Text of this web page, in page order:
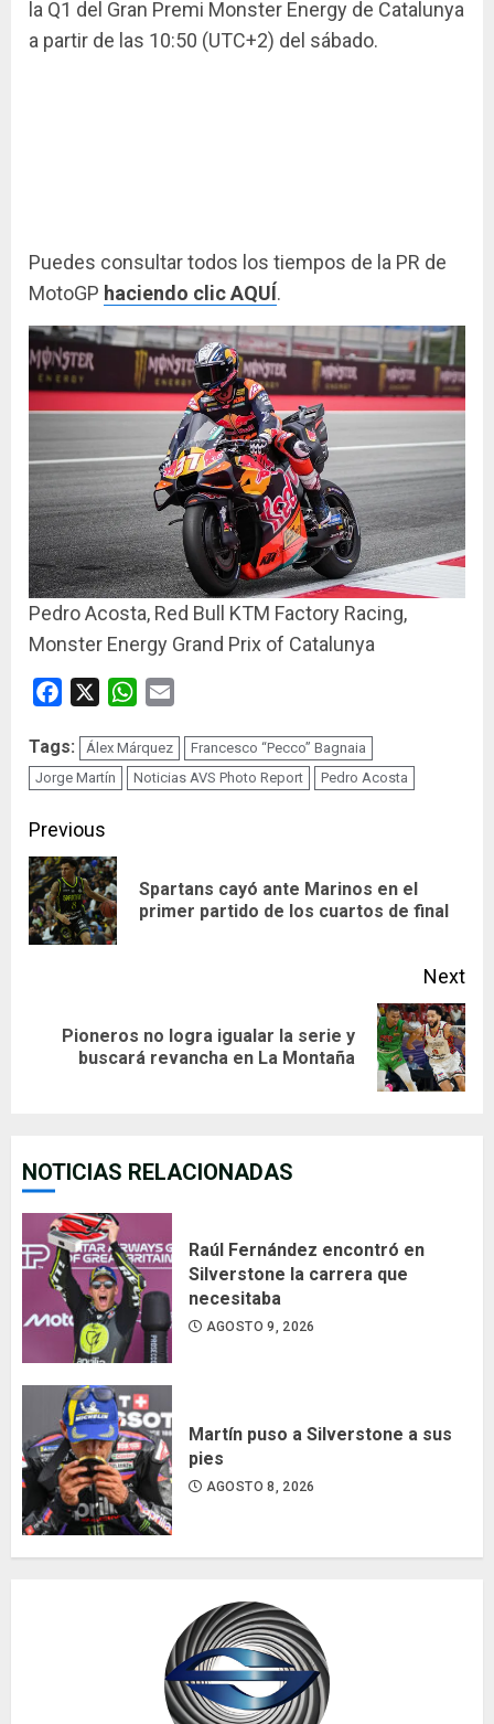
la Q1 del Gran Premi Monster Energy de Catalunya
a partir de las 10:50 (UTC+2) del sábado.
Puedes consultar todos los tiempos de la PR de
MotoGP haciendo clic AQUÍ.
Pedro Acosta, Red Bull KTM Factory Racing,
Monster Energy Grand Prix of Catalunya
Facebook WhatsApp
Tags: Álex Márquez
Francesco “Pecco” Bagnaia
Jorge Martín
Noticias AVS Photo Report Pedro Acosta
Continue
Reading
Previous
Spartans cayó ante Marinos en el
primer partido de los cuartos de final
Next
NextPioneros no logra igualar la serie y
buscará revancha en La Montaña
NOTICIAS RELACIONADAS
Raúl Fernández encontró en
Silverstone la carrera que
necesitaba
AGOSTO 9, 2026
Martín puso a Silverstone a sus
pies
AGOSTO 8, 2026